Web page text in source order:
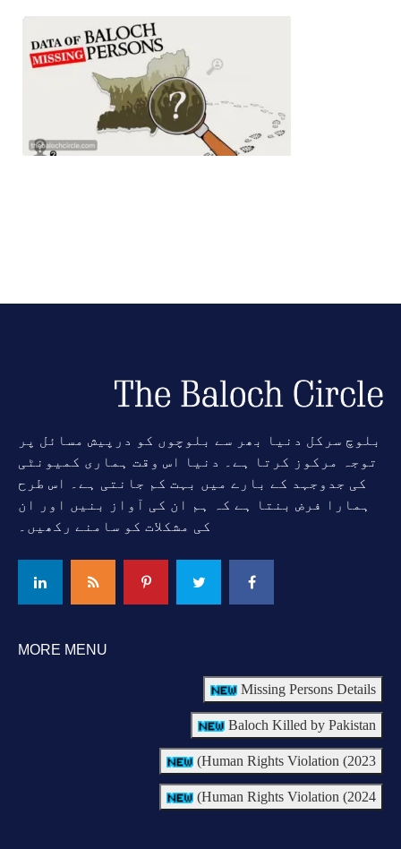
بلوچ سرکل دنیا بھر سے بلوچوں کو درپیش مسائل پر
توجہ مرکوز کرتا ہے۔ دنیا اس وقت ہماری کمیونٹی
کی جدوجہد کے بارے میں بہت کم جانتی ہے۔ اس طرح
ہمارا فرض بنتا ہے کہ ہم ان کی آواز بنیں اور ان
کی مشکلات کو سامنے رکھیں۔
MORE MENU
Missing Persons Details
Baloch Killed by Pakistan
Human Rights Violation (2023)
Human Rights Violation (2024)